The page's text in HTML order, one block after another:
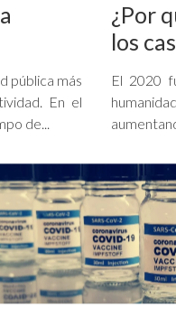
pública más
En el
de...
¿Por
los
El 2020